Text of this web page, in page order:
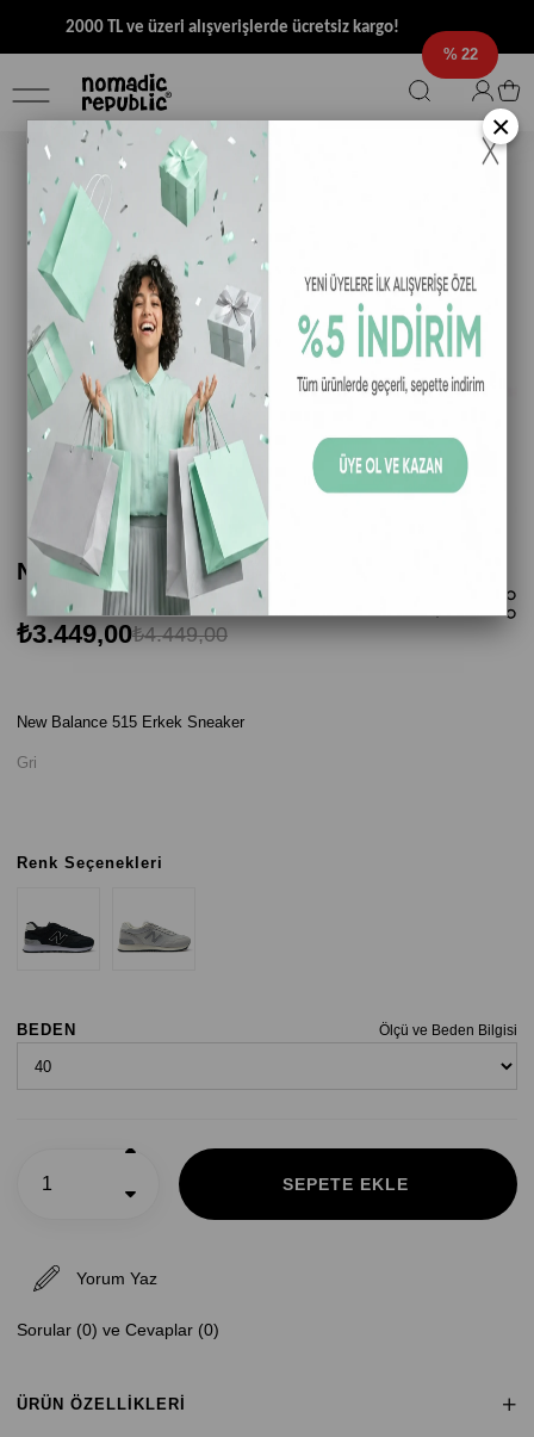
2000 TL ve üzeri alışverişlerde ücretsiz kargo!
22
New Balance 515 Erkek Sneaker - Gri
₺4.449,00
₺3.449,00
New Balance 515 Erkek Sneaker
Gri
Renk Seçenekleri
Ölçü ve Beden Bilgisi
BEDEN
Yorum Yaz
Sorular (0) ve Cevaplar (0)
ÜRÜN ÖZELLIKLERI
×